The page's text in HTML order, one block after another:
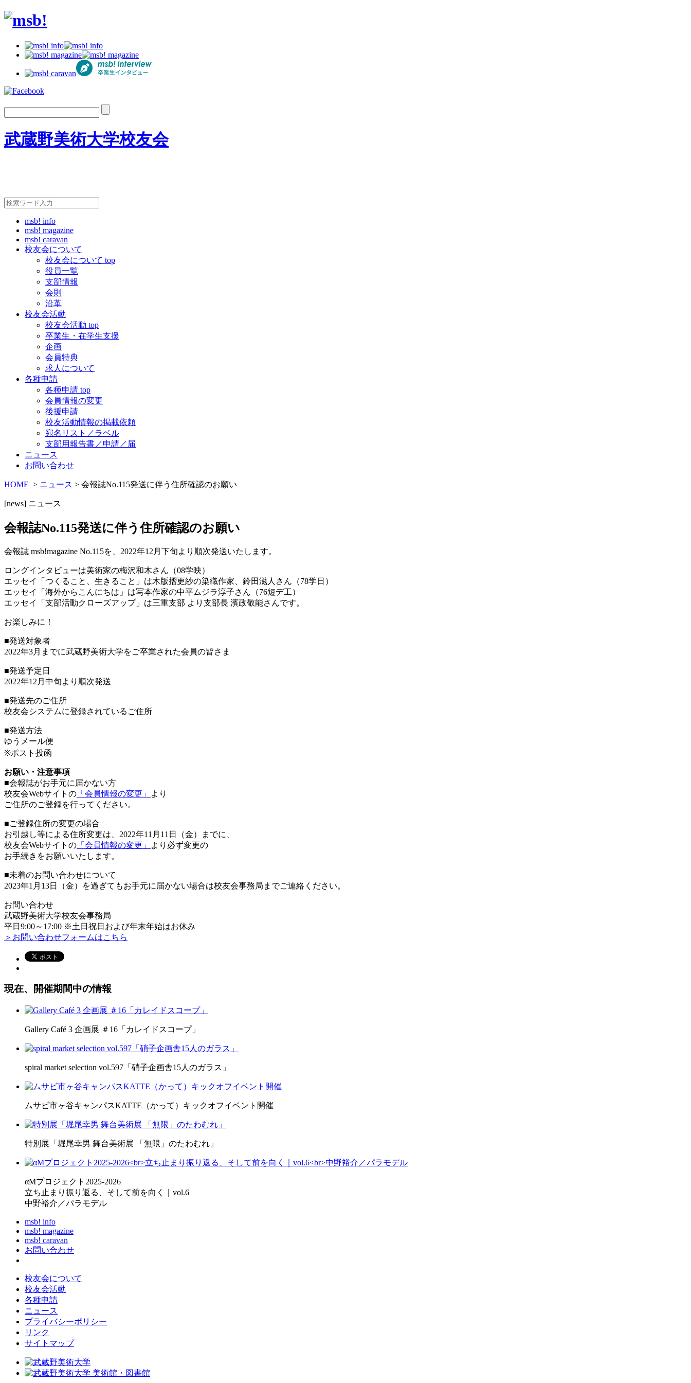
武蔵野美術大学校友会
msb! info
msb! magazine
msb! caravan
校友会について
校友会について top
役員一覧
支部情報
会則
沿革
校友会活動
校友会活動 top
卒業生・在学生支援
企画
会員特典
求人について
各種申請
各種申請 top
会員情報の変更
後援申請
校友活動情報の掲載依頼
宛名リスト／ラベル
支部用報告書／申請／届
ニュース
お問い合わせ
HOME > ニュース > 会報誌No.115発送に伴う住所確認のお願い
[news] ニュース
会報誌No.115発送に伴う住所確認のお願い
会報誌 msb!magazine No.115を、2022年12月下旬より順次発送いたします。
ロングインタビューは美術家の梅沢和木さん（08学映）
エッセイ「つくること、生きること」は木版摺更紗の染織作家、鈴田滋人さん（78学日）
エッセイ「海外からこんにちは」は写本作家の中平ムジラ淳子さん（76短デ工）
エッセイ「支部活動クローズアップ」は三重支部 より支部長 濱政敬能さんです。
お楽しみに！
■発送対象者
2022年3月までに武蔵野美術大学をご卒業された会員の皆さま
■発送予定日
2022年12月中旬より順次発送
■発送先のご住所
校友会システムに登録されているご住所
■発送方法
ゆうメール便
※ポスト投函
お願い・注意事項
■会報誌がお手元に届かない方
校友会Webサイトの 「会員情報の変更」
より
ご住所のご登録を行ってください。
■ご登録住所の変更の場合
お引越し等による住所変更は、2022年11月11日（金）までに、
校友会Webサイトの 「会員情報の変更」
より必ず変更の
お手続きをお願いいたします。
■未着のお問い合わせについて
2023年1月13日（金）を過ぎてもお手元に届かない場合は校友会事務局までご連絡ください。
お問い合わせ
武蔵野美術大学校友会事務局
平日9:00～17:00 ※土日祝日および年末年始はお休み
＞お問い合わせフォームはこちら
現在、開催期間中の情報
Gallery Café 3 企画展 ＃16「カレイドスコープ」
spiral market selection vol.597「硝子企画舎15人のガラス」
ムサビ市ヶ谷キャンパスKATTE（かって）キックオフイベント開催
特別展「堀尾幸男 舞台美術展 「無限」のたわむれ」
αMプロジェクト2025-2026
立ち止まり振り返る、そして前を向く｜vol.6
中野裕介／パラモデル
msb! info
msb! magazine
msb! caravan
お問い合わせ
校友会について
校友会活動
各種申請
ニュース
プライバシーポリシー
リンク
サイトマップ